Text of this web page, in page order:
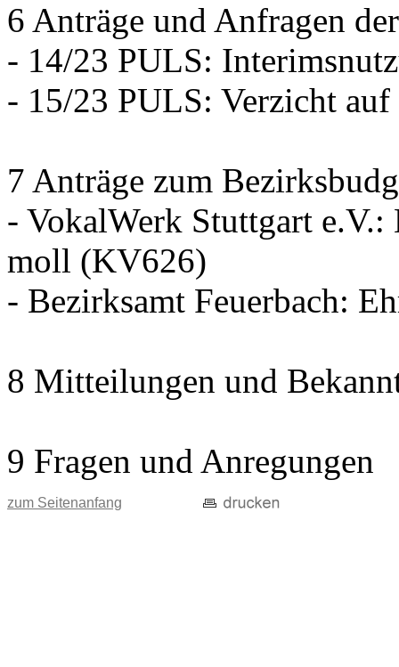
6 Anträge und Anfragen
- 14/23 PULS:
- 15/23 PULS: Verzicht
7 Anträge zum
- VokalWerk Stuttgart
moll (KV626)
- Bezirksamt Feuerbach:
8 Mitteilungen und
9 Fragen und Anregungen
zum Seitenanfang